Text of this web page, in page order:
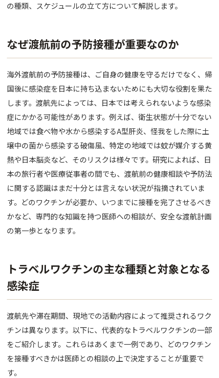
痩身処方
美白内服
Eve V 肌
ドクター
サプリ
の種類、スケジュールの立て方について解説します。
なぜ渡航前の予防接種が重要なのか
海外渡航前の予防接種は、ご自身の健康を守るだけでなく、帰
国後に感染症を日本に持ち込まないためにも大切な役割を果た
します。渡航先によっては、日本では考えられないような感染
症にかかる可能性があります。例えば、衛生状態が十分でない
地域では食べ物や水から感染するA型肝炎、怪我をした際に土
壌中の菌から感染する破傷風、特定の地域では蚊が媒介する黄
熱や日本脳炎など、そのリスクは様々です。研究によれば、日
本の旅行者や医療従事者の間でも、渡航前の健康相談や予防法
に関する認識はまだ十分とは言えない状況が指摘されていま
す。どのワクチンが必要か、いつまでに接種を完了させるべき
かなど、専門的な知識を持つ医師への相談が、安全な渡航計画
の第一歩となります。
トラベルワクチンの主な種類と対象となる
感染症
渡航先や滞在期間、現地での活動内容によって推奨されるワク
チンは異なります。以下に、代表的なトラベルワクチンの一部
をご紹介します。これらはあくまで一例であり、どのワクチン
を接種すべきかは医師との相談の上で決定することが重要で
す。